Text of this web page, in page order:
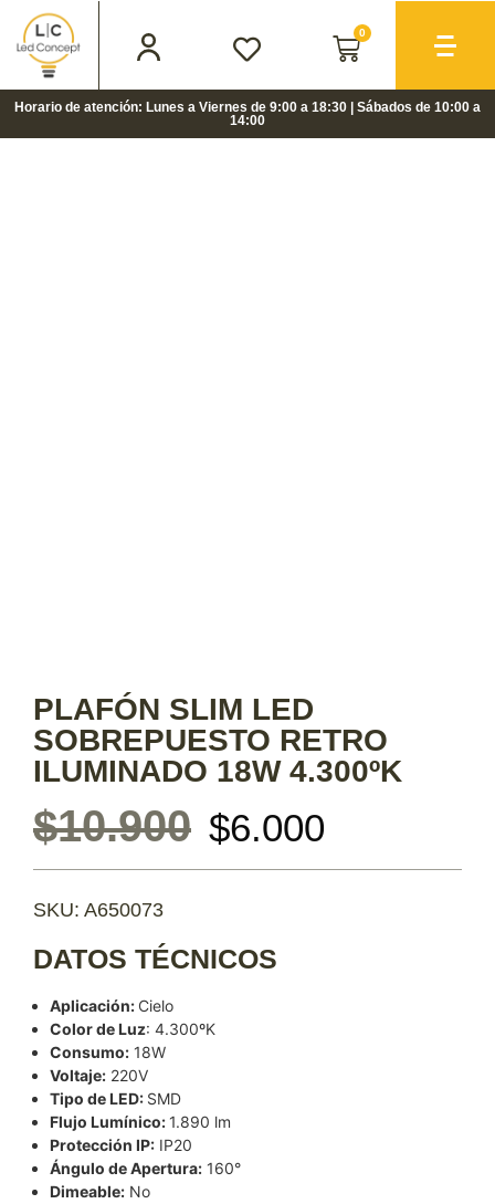
0
Horario de atención: Lunes a Viernes de 9:00 a 18:30 | Sábados de 10:00 a
14:00
PLAFÓN SLIM LED
SOBREPUESTO RETRO
ILUMINADO 18W 4.300ºK
$10.900 $6.000
SKU: A650073
DATOS TÉCNICOS
Aplicación: Cielo
Color de Luz: 4.300ºK
Consumo: 18W
Voltaje: 220V
Tipo de LED: SMD
Flujo Lumínico: 1.890 lm
Protección IP: IP20
Ángulo de Apertura: 160°
Dimeable: No